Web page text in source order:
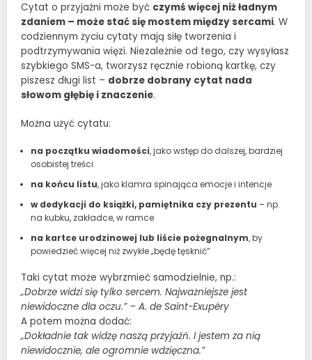
Cytat o przyjaźni może być czymś więcej niż ładnym
zdaniem – może stać się mostem między sercami. W
codziennym życiu cytaty mają siłę tworzenia i
podtrzymywania więzi. Niezależnie od tego, czy wysyłasz
szybkiego SMS-a, tworzysz ręcznie robioną kartkę, czy
piszesz długi list – dobrze dobrany cytat nada
słowom głębię i znaczenie.
Można użyć cytatu:
na początku wiadomości, jako wstęp do dalszej, bardziej
osobistej treści
na końcu listu, jako klamra spinająca emocje i intencje
w dedykacji do książki, pamiętnika czy prezentu – np.
na kubku, zakładce, w ramce
na kartce urodzinowej lub liście pożegnalnym, by
powiedzieć więcej niż zwykłe „będę tęsknić”
Taki cytat może wybrzmieć samodzielnie, np.:
„Dobrze widzi się tylko sercem. Najważniejsze jest
niewidoczne dla oczu.” – A. de Saint-Exupéry
A potem można dodać:
„Dokładnie tak widzę naszą przyjaźń. I jestem za nią
niewidocznie, ale ogromnie wdzięczna.”